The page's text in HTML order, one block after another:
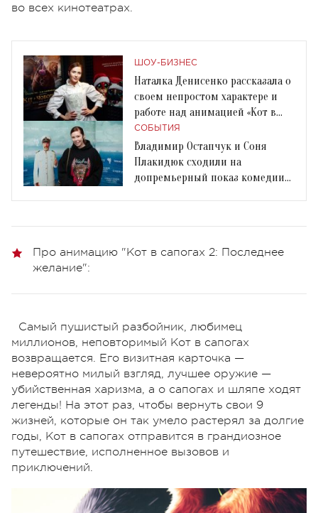
во всех кинотеатрах.
ШОУ-БИЗНЕС
Наталка Денисенко рассказала о
своем непростом характере и
работе над анимацией «Кот в
сапогах 2»
СОБЫТИЯ
Владимир Остапчук и Соня
Плакидюк сходили на
допремьерный показ комедии
Про анимацию "Кот в сапогах 2: Последнее
желание":
Самый пушистый разбойник, любимец
миллионов, неповторимый Кот в сапогах
возвращается. Его визитная карточка —
невероятно милый взгляд, лучшее оружие —
убийственная харизма, а о сапогах и шляпе ходят
легенды! На этот раз, чтобы вернуть свои 9
жизней, которые он так умело растерял за долгие
годы, Кот в сапогах отправится в грандиозное
путешествие, исполненное вызовов и
приключений.